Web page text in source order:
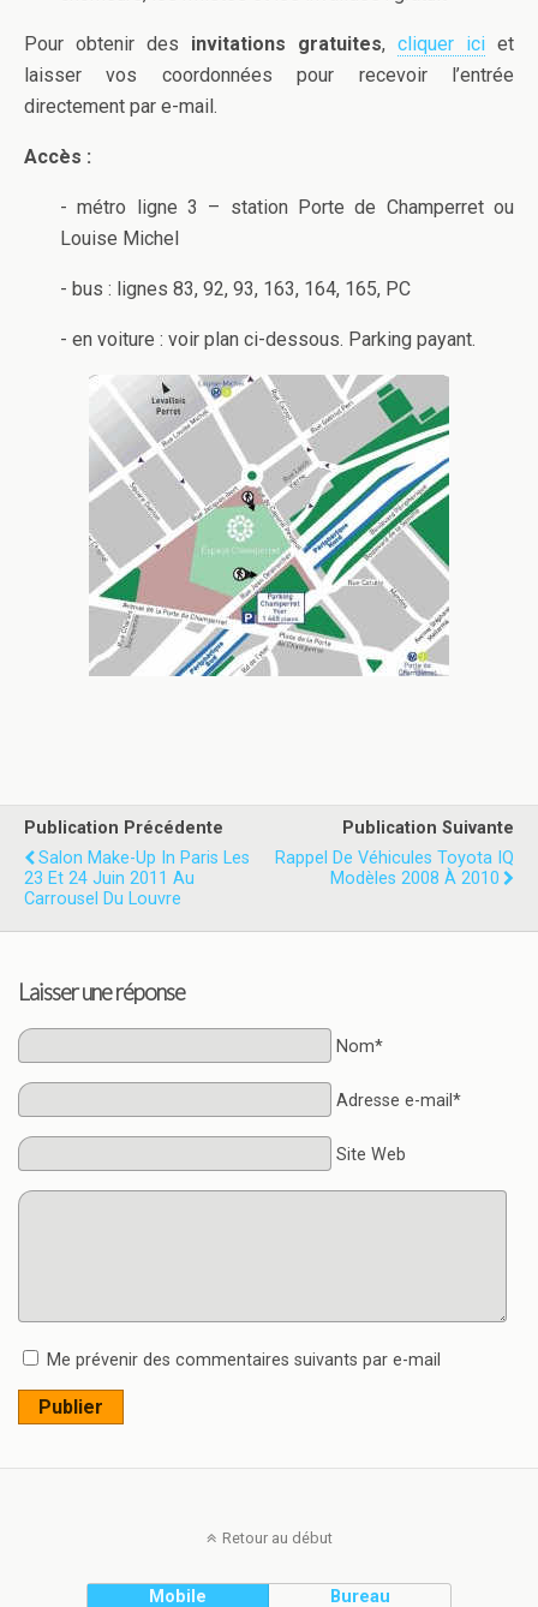
Pour obtenir des invitations gratuites, cliquer ici et
laisser vos coordonnées pour recevoir l’entrée
directement par e-mail.
Accès :
- métro ligne 3 – station Porte de Champerret ou
Louise Michel
- bus : lignes 83, 92, 93, 163, 164, 165, PC
- en voiture : voir plan ci-dessous. Parking payant.
Publication Précédente
Salon Make-Up In Paris Les
23 Et 24 Juin 2011 Au
Carrousel Du Louvre
Publication Suivante
Rappel De Véhicules Toyota IQ
Modèles 2008 À 2010
Laisser une réponse
Nom*
Adresse e-mail*
Site Web
Me prévenir des commentaires suivants par e-mail
Publier
Retour au début
Mobile Bureau